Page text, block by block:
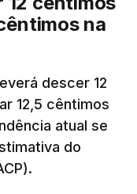
na
descer 12
12,5 cêntimos
atual se
do